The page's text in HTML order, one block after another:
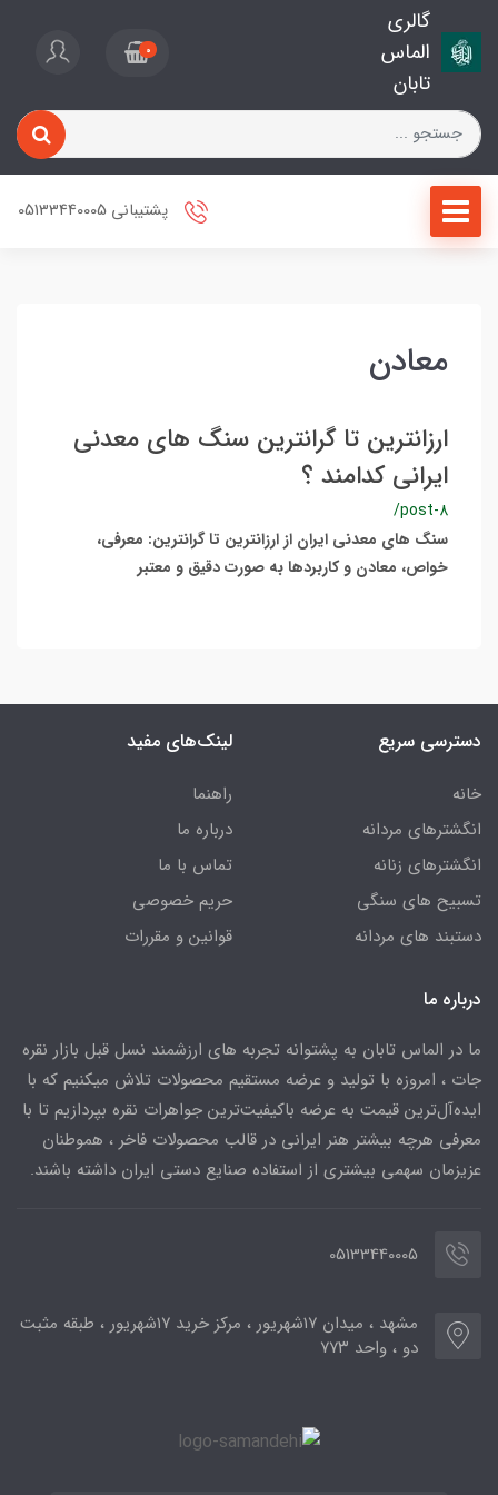
گالری
الماس
تابان
0
پشتیبانی 05133440005
معادن
ارزانترین تا گرانترین سنگ های معدنی
ایرانی کدامند ؟
/post-8
سنگ های معدنی ایران از ارزانترین تا گرانترین: معرفی،
خواص، معادن و کاربردها به صورت دقیق و معتبر
دسترسی سریع
خانه
انگشترهای مردانه
انگشترهای زنانه
تسبیح های سنگی
دستبند های مردانه
لینک‌های مفید
راهنما
درباره ما
تماس با ما
حریم خصوصی
قوانین و مقررات
درباره ما
ما در الماس تابان به پشتوانه تجربه های ارزشمند نسل قبل بازار نقره
جات ، امروزه با تولید و عرضه مستقیم محصولات تلاش میکنیم که با
ایده‌آل‌ترین قیمت به عرضه باکیفیت‌ترین جواهرات نقره بپردازیم تا با
معرفی هرچه بیشتر هنر ایرانی در قالب محصولات فاخر ، هموطنان
عزیزمان سهمی بیشتری از استفاده صنایع دستی ایران داشته باشند.
05133440005
مشهد ، میدان ۱۷شهریور ، مرکز خرید ۱۷شهریور ، طبقه مثبت
دو ، واحد ۷۷۳